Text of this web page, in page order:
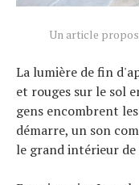
Un article
La lumière de fin
et rouges sur le sol
gens encombrent
démarre, un son
le grand intérieur de
Actualités
Technologies
Tests de produits